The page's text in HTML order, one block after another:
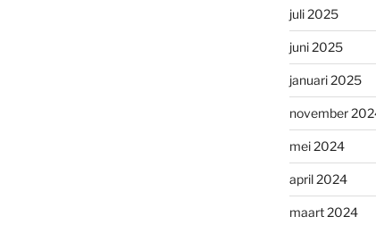
juli 2025
juni 2025
januari 2025
november
mei 2024
april 2024
maart 2024